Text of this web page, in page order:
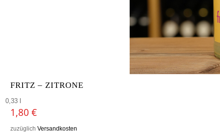
FRITZ – ZITRONE
0,33 l
1,80 €
zuzüglich Versandkosten